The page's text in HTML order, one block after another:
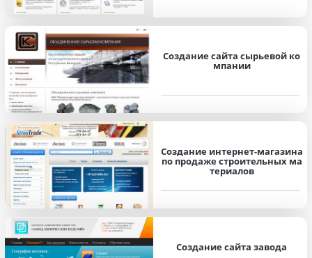
Создание сайта сырьевой ко
мпании
Создание интернет-магазина
по продаже строительных ма
териалов
Создание сайта завода